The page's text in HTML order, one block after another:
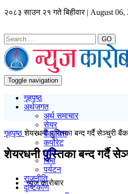
२०८३ साउन २१ गते बिहीवार | August 06,
GO
Toggle navigation
गृहपृष्ठ
अर्थजगत
अर्थ समाचार
सेयर
बैंक/वित्त
कर्पोरेट
अटो
बिमा
पर्यटन
राजनीति
दृष्टिकोण
गृहपृष्ठशेयरधनी पुस्तिका बन्द गर्दै सेञ्चुरी बैंक
शेयरधनी पुस्तिका बन्द गर्दै
न्यूज काराेबार